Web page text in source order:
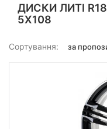
ДИСКИ ЛИТІ R18
5X108
Сортування:
від